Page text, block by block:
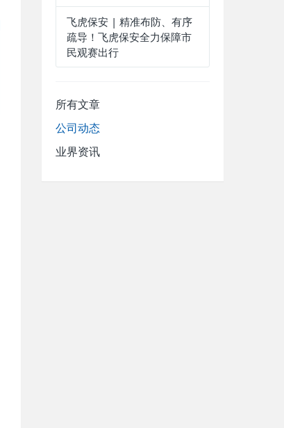
飞虎保安 | 精准布防、有序
疏导！飞虎保安全力保障市
民观赛出行
所有文章
公司动态
业界资讯